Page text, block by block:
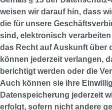
weisen wir darauf hin, dass
die für unsere
sind, elektronisch
das Recht auf Auskunft über
können jederzeit verlangen,
berichtigt werden oder die
Auch können sie ihre
Datenspeicherung jederzeit
erfolgt, sofern nicht andere